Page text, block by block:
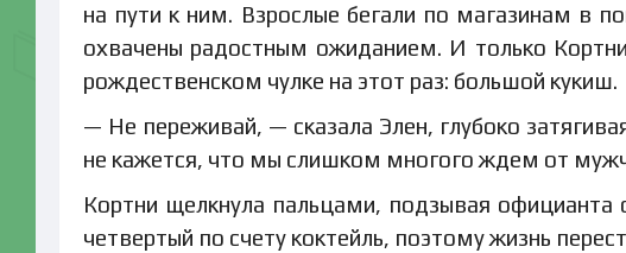
на пути к ним. Взрослые бегали по магазинам в
охвачены радостным ожиданием. И только
рождественском чулке на этот раз: большой кукиш.
— Не переживай, — сказала Элен, глубоко
не кажется, что мы слишком многого ждем от
Кортни щелкнула пальцами, подзывая официанта
четвертый по счету коктейль, поэтому жизнь